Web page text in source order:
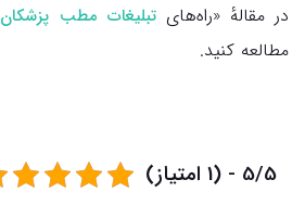
در مقالهٔ «راه‌هایتبلیغات مطب پزشکان
مطالعه کنید.
5/5 - (1 امتیاز)